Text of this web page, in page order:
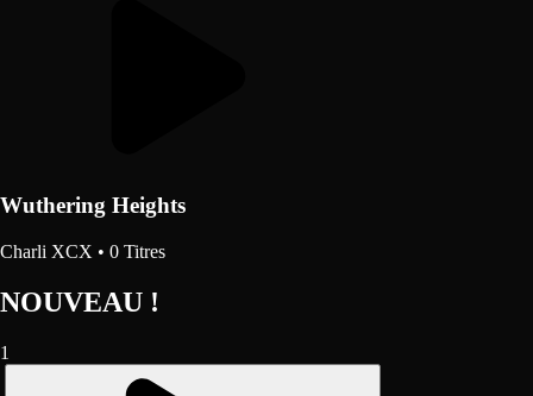
Wuthering Heights
Charli XCX • 0 Titres
NOUVEAU !
1